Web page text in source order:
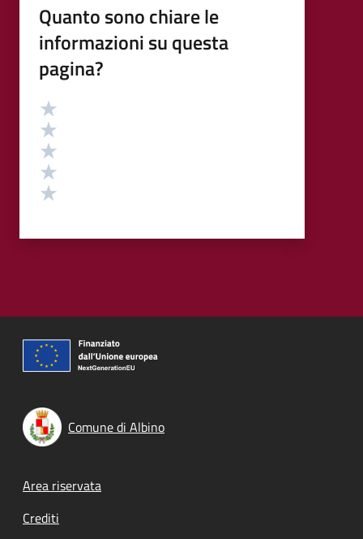
Quanto sono chiare le
informazioni su questa
pagina?
Valutazione
Comune di Albino
Footer menu
Area riservata
Crediti